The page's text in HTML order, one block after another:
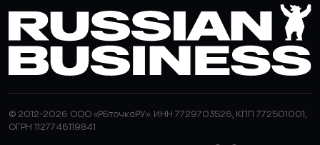
© 2012-2026 ООО «РБточкаРУ». ИНН 7729703526, КПП 772501001,
ОГРН 1127746119841